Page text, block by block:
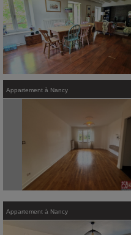
Appartement à Nancy
Appartement à Nancy